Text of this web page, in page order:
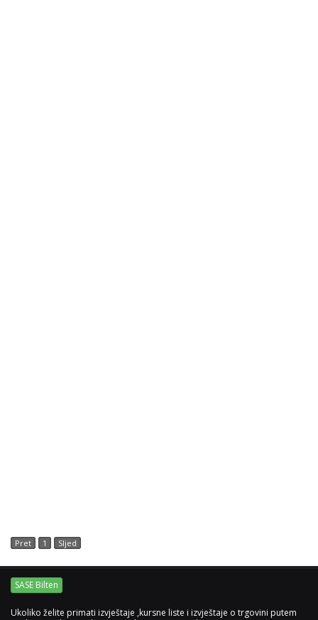
Pret 1 Sljed
SASE Bilten
Ukoliko želite primati izvještaje ,kursne liste i izvještaje o trgovini putem